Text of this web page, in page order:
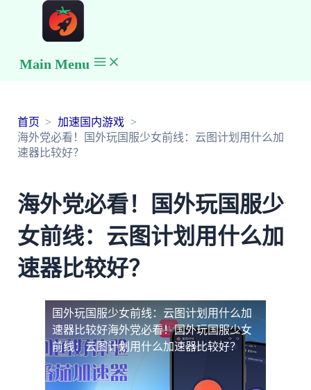
Main Menu
首页
加速国内游戏
海外党必看！国外玩国服少女前线：云图计划用什么加
速器比较好？
海外党必看！国外玩国服少
女前线：云图计划用什么加
速器比较好？
国外玩国服少女前线：云图计划用什么加
速器比较好海外党必看！国外玩国服少女
前线：云图计划用什么加速器比较好？